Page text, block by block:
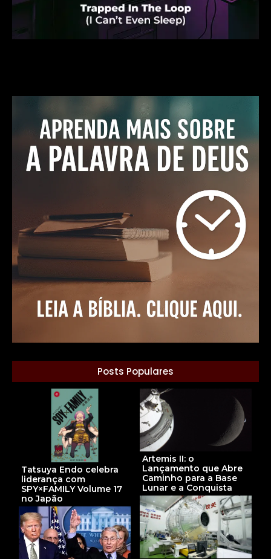
Posts Populares
Tatsuya Endo celebra
liderança com
SPY×FAMILY Volume 17
no Japão
Artemis II: o
Lançamento que Abre
Caminho para a Base
Lunar e a Conquista